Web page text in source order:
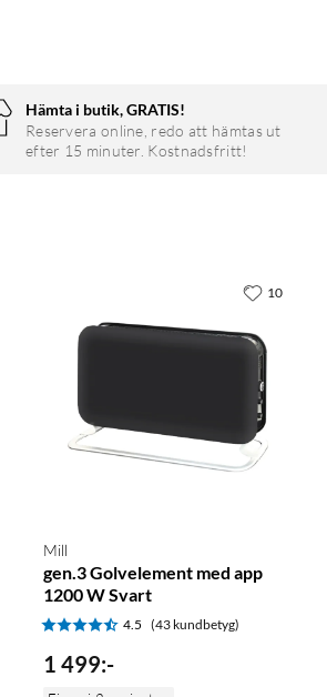
Hämta i butik, GRATIS!
Reservera online, redo att hämtas ut
efter 15 minuter. Kostnadsfritt!
Mill
gen.3 Golvelement med app
1200 W Svart
4.5 (43 kundbetyg)
1 499:-
10